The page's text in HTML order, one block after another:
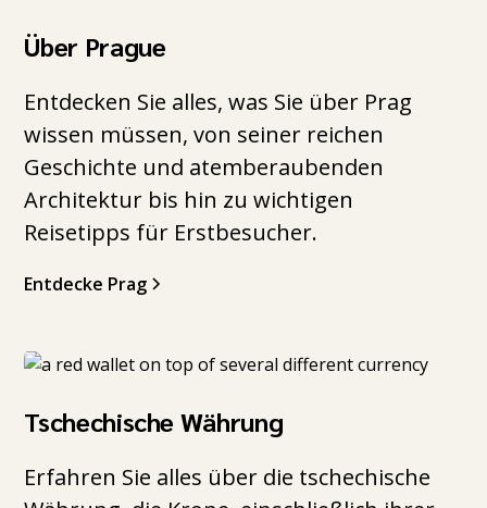
Über Prague
Entdecken Sie alles, was Sie über Prag
wissen müssen, von seiner reichen
Geschichte und atemberaubenden
Architektur bis hin zu wichtigen
Reisetipps für Erstbesucher.
Entdecke Prag
Tschechische Währung
Erfahren Sie alles über die tschechische